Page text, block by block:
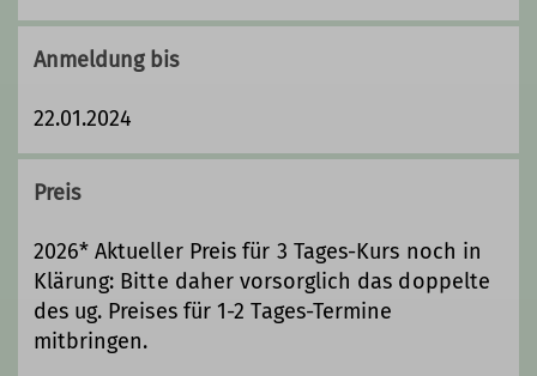
bis 21.00 Uhr öffnen wir die Türen zur
in Sigmaringen und laden euch ein,
an unserer Klettersession
steht euch ein*e erfahrene*er
Kletterwandbetreuer*in zur Seite, um
euch bei eurem Training zu
unterstützen und auf die Sicherheit
Anmeldung bis
22.01.2024
Preis
2026* Aktueller Preis für 3 Tages-Kurs noch in
Klärung: Bitte daher vorsorglich das doppelte
des ug. Preises für 1-2 Tages-Termine
mitbringen.